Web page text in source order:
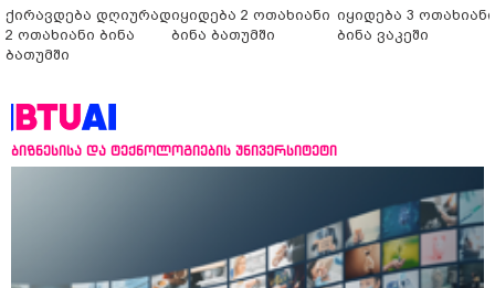
ქირავდება დღიურად
2 ოთახიანი ბინა
ბათუმში
იყიდება 2 ოთახიანი
ბინა ბათუმში
იყიდება 3 ოთახიანი
ბინა ვაკეში
ბიზნესისა და ტექნოლოგიების უნივერსიტეტი